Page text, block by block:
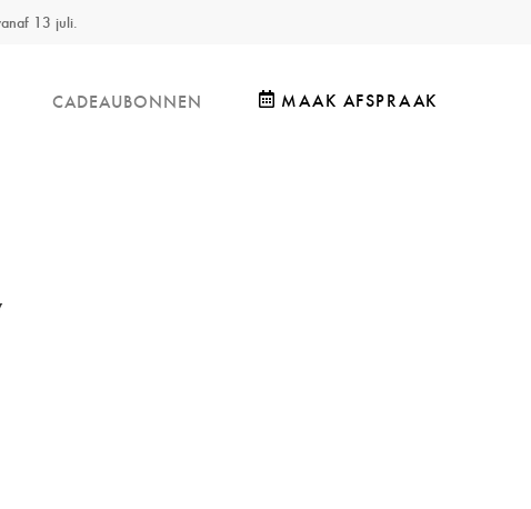
13 juli.
CADEAUBONNEN MAAK AFSPRAAK